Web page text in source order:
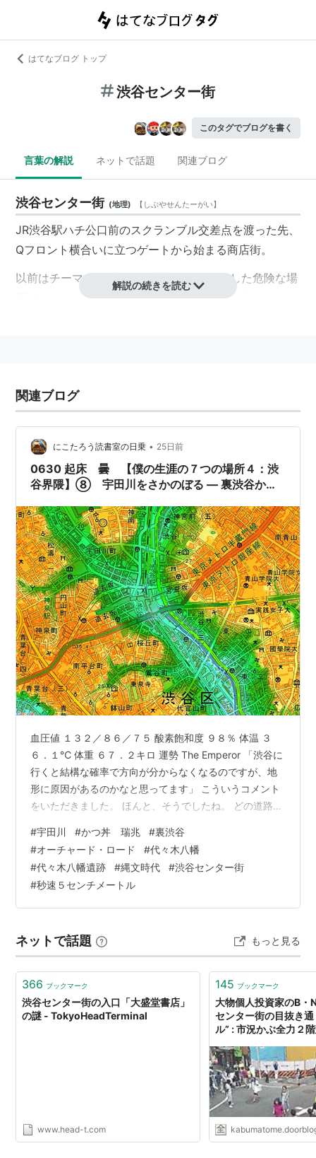
はてなブログ トップ
渋谷センター街
このタグでブログを書く
言葉の解説 ネットで話題 関連ブログ
渋谷センター街 (地理) 【 しぶやせんたーがい】
JR渋谷駅ハチ公口前のスクランブル交差点を渡った先、
Qフロント横合いに立つゲートから始まる商店街。
以前はチーマーと呼ばれる若者らがたむろした危険な場
所であったが、90年代半ば以降、ギャルやギャルオ
egg等の人気のギャル雑誌やテレビの撮影場所としても
よく使われる。
解説の続きを読む
関連ブログ
にこたろう読書室の日乗 • 25日前
0630 起床 曇 【僕の生涯の７つの場所４：渋
谷界隈】⑧ 宇田川をさかのぼる ― 裏渋谷から
血圧値 １３２／８６／７５ 酸素飽和度 ９８％ 体温 ３
６．１℃ 体重 ６７．２キロ 運勢 The Emperor 「渋谷に
行くと結構な確率で方向が分からなくなるのですが、地
形に原因があるのかなと思ってます」 こういうコメント
をいただきました。 ほんと、そうでしたね。 どの道路も
微妙にカーブし、非定型な交差点もたくさんある。 谷底
へ向かって進入するＪＲや井の頭線、さらには地下鉄の
銀座線までが地上の高架を走るため、駅どうしの高さが
そろわず、乗り換えはとても複雑です。 現在も続く大規
模再開発により、地下３階には東急田園都市線＋東京メ
#宇田川 #かつ丼 瑞兆 #裏渋谷
#オーチャード・ロード #代々木八幡
#代々木八幡遺跡 #縄文時代 #渋谷センター街
#秒速５センチメートル
ネットで話題 もっと見る
366 ブックマーク
渋谷センター街の入口「大盛堂書店」
の謎 - TokyoHeadTerminal
www.head-t.com
145 ブックマーク
大物個人投資家のB・
センター街の目抜き
ル” : 市況かぶ全力２